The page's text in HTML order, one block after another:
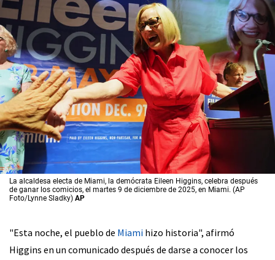
La alcaldesa electa de Miami, la demócrata Eileen Higgins, celebra después
de ganar los comicios, el martes 9 de diciembre de 2025, en Miami. (AP
Foto/Lynne Sladky) AP
"Esta noche, el pueblo de Miami hizo historia", afirmó
Higgins en un comunicado después de darse a conocer los